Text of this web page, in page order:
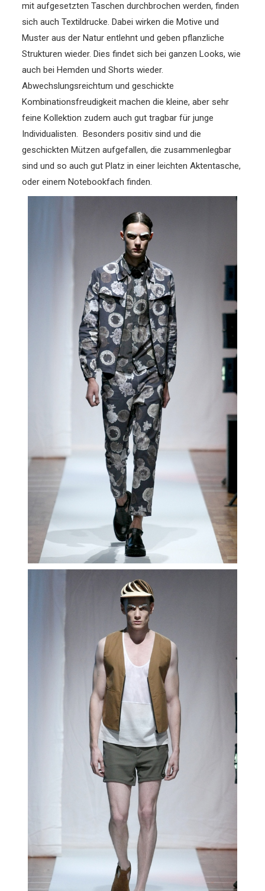
mit aufgesetzten Taschen durchbrochen werden, finden
sich auch Textildrucke. Dabei wirken die Motive und
Muster aus der Natur entlehnt und geben pflanzliche
Strukturen wieder. Dies findet sich bei ganzen Looks, wie
auch bei Hemden und Shorts wieder.
Abwechslungsreichtum und geschickte
Kombinationsfreudigkeit machen die kleine, aber sehr
feine Kollektion zudem auch gut tragbar für junge
Individualisten. Besonders positiv sind und die
geschickten Mützen aufgefallen, die zusammenlegbar
sind und so auch gut Platz in einer leichten Aktentasche,
oder einem Notebookfach finden.